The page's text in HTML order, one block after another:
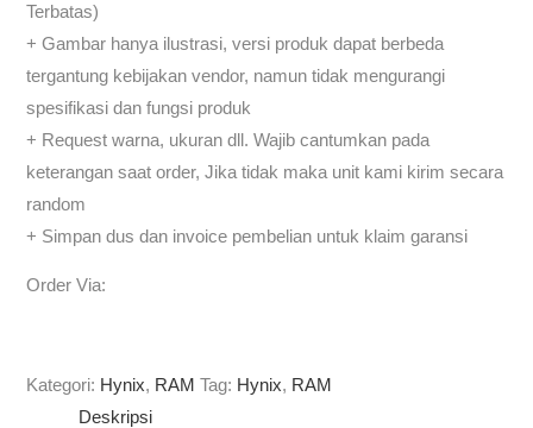
Terbatas)
+ Gambar hanya ilustrasi, versi produk dapat berbeda
tergantung kebijakan vendor, namun tidak mengurangi
spesifikasi dan fungsi produk
+ Request warna, ukuran dll. Wajib cantumkan pada
keterangan saat order, Jika tidak maka unit kami kirim secara
random
+ Simpan dus dan invoice pembelian untuk klaim garansi
Order Via:
Kategori: Hynix, RAM Tag: Hynix, RAM
Deskripsi